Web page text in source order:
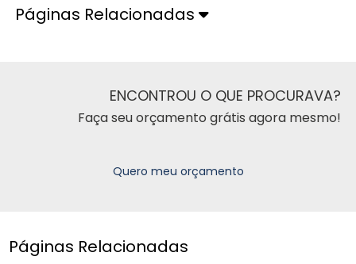
Páginas Relacionadas
ENCONTROU O QUE PROCURAVA?
Faça seu orçamento grátis agora mesmo!
Quero meu orçamento
Páginas Relacionadas